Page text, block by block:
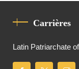
Carrières
Latin Patriarchate